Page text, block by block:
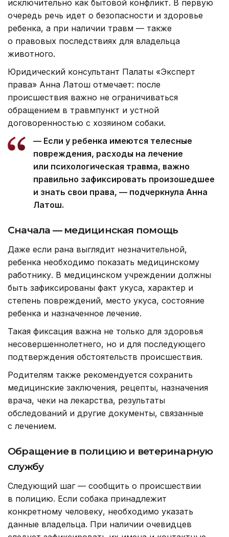
исключительно как бытовой конфликт. В первую
очередь речь идет о безопасности и здоровье
ребенка, а при наличии травм — также
о правовых последствиях для владельца
животного.
Юридический консультант Палаты «Эксперт
права» Анна Латош отмечает: после
происшествия важно не ограничиваться
обращением в травмпункт и устной
договоренностью с хозяином собаки.
— Если у ребенка имеются телесные
повреждения, расходы на лечение
или психологическая травма, важно
правильно зафиксировать произошедшее
и знать свои права, — подчеркнула Анна
Латош.
Сначала — медицинская помощь
Даже если рана выглядит незначительной,
ребенка необходимо показать медицинскому
работнику. В медицинском учреждении должны
быть зафиксированы факт укуса, характер и
степень повреждений, место укуса, состояние
ребенка и назначенное лечение.
Такая фиксация важна не только для здоровья
несовершеннолетнего, но и для последующего
подтверждения обстоятельств происшествия.
Родителям также рекомендуется сохранить
медицинские заключения, рецепты, назначения
врача, чеки на лекарства, результаты
обследований и другие документы, связанные
с лечением.
Обращение в полицию и ветеринарную
службу
Следующий шаг — сообщить о происшествии
в полицию. Если собака принадлежит
конкретному человеку, необходимо указать
данные владельца. При наличии очевидцев